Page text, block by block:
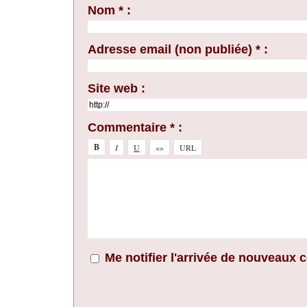
Nom * :
Adresse email (non publiée) * :
Site web :
Commentaire * :
Me notifier l'arrivée de nouveaux